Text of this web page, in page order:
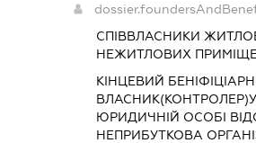
СПІВВЛАСНИКИ
НЕЖИТЛОВИХ
КІНЦЕВИЙ
ВЛАСНИК(КОНТРОЛЕР)У
ЮРИДИЧНІЙ ОСОБІ
НЕПРИБУТКОВА